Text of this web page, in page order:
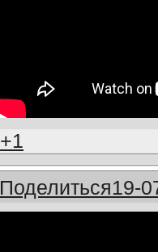
+1
Поделиться19-